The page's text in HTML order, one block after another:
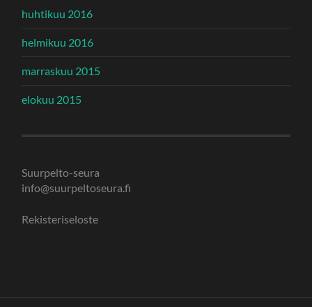
huhtikuu 2016
helmikuu 2016
marraskuu 2015
elokuu 2015
Suurpelto-seura
info@suurpeltoseura.fi
Rekisteriseloste